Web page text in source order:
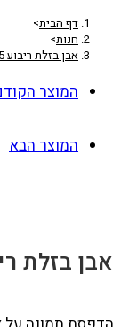
דף הבית>
חנות>
אבן בזלת ריבוע 15*15
המוצר
המוצר הבא
אבן בזלת